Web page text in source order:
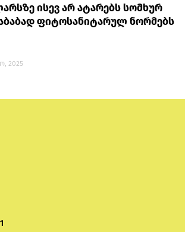
ისევ არ ატარებს სომხურ
ფიტოსანიტარულ ნორმებს
2025